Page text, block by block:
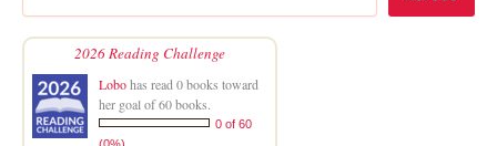
2026 Reading Challenge
Lobohas read 0 books toward
her goal of 60 books.
0 of 60